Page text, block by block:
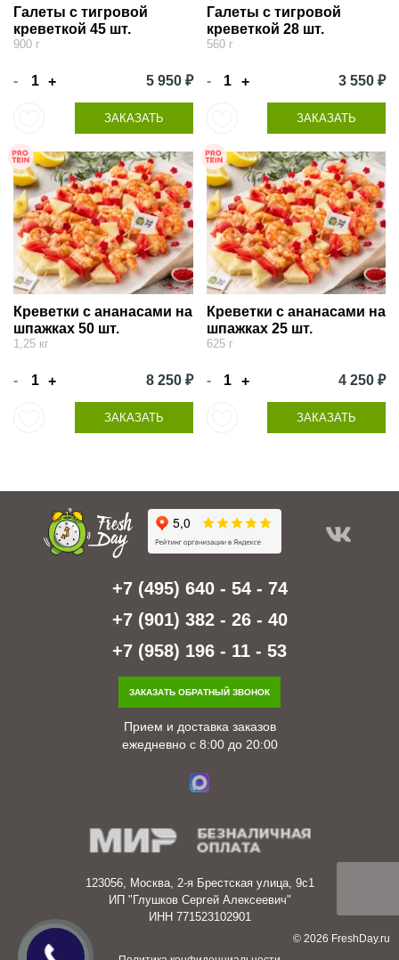
Галеты с тигровой
креветкой 45 шт.
900 г
- + 5 950 ₽
ЗАКАЗАТЬ
Галеты с тигровой
креветкой 28 шт.
560 г
- + 3 550 ₽
ЗАКАЗАТЬ
Креветки с ананасами на
шпажках 50 шт.
1,25 кг
- + 8 250 ₽
ЗАКАЗАТЬ
Креветки с ананасами на
шпажках 25 шт.
625 г
- + 4 250 ₽
ЗАКАЗАТЬ
+7 (495) 640 - 54 - 74
+7 (901) 382 - 26 - 40
+7 (958) 196 - 11 - 53
ЗАКАЗАТЬ ОБРАТНЫЙ ЗВОНОК
Прием и доставка заказов
ежедневно с 8:00 до 20:00
123056, Москва, 2-я Брестская улица, 9с1
ИП "Глушков Сергей Алексеевич"
ИНН 771523102901
© 2026 FreshDay.ru